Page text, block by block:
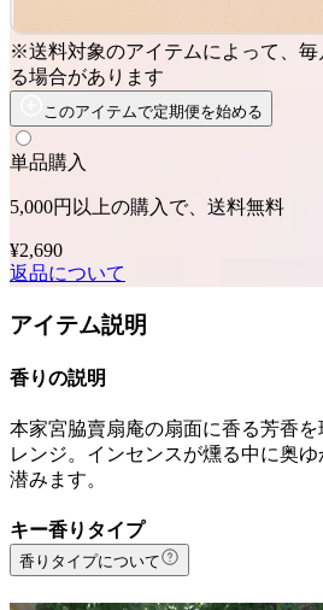
※送料対象のアイテムによって、
る場合があります
このアイテムで定期便を始める
単品購入
5,000円以上の購入で、送料無料
¥2,690
返品について
アイテム説明
香りの説明
本家宮脇賣扇庵の扇面に香る芳香
レンジ。インセンスが燻る中に奥
潜みます。
キー香りタイプ
香りタイプについて